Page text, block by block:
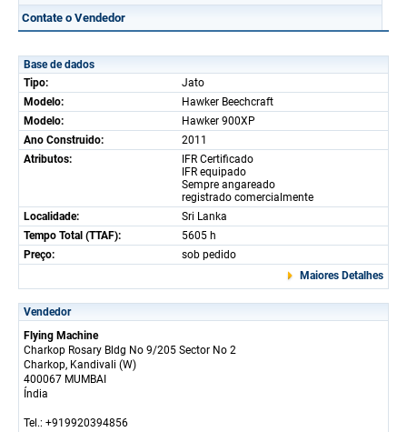
Contate o Vendedor
Base de dados
Tipo:
Jato
Modelo:
Hawker Beechcraft
Modelo:
Hawker 900XP
Ano Construido:
2011
Atributos:
IFR Certificado
IFR equipado
Sempre angareado
registrado comercialmente
Localidade:
Sri Lanka
Tempo Total (TTAF):
5605 h
Preço:
sob pedido
Maiores Detalhes
Vendedor
Flying Machine
Charkop Rosary Bldg No 9/205 Sector No 2
Charkop, Kandivali (W)
400067 MUMBAI
Índia
Tel.: +919920394856